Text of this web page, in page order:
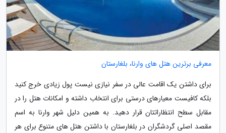
معرفی برترین هتل های وارنا، بلغارستان
برای داشتن یک اقامت عالی در سفر نیازی نیست پول زیادی خرج کنید
بلکه کافیست معیارهای درستی برای انتخاب داشته و امکانات هتل را در
مقابل سطح انتظاراتتان قرار دهید. به همین دلیل شهر وارنا به اسم
مقصد اصلی گردشگران در بلغارستان با داشتن هتل های متنوع برای هر